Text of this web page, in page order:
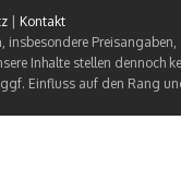
| Kontakt
Preisangaben,
Inhalte stellen dennoch
Einfluss auf den Rang